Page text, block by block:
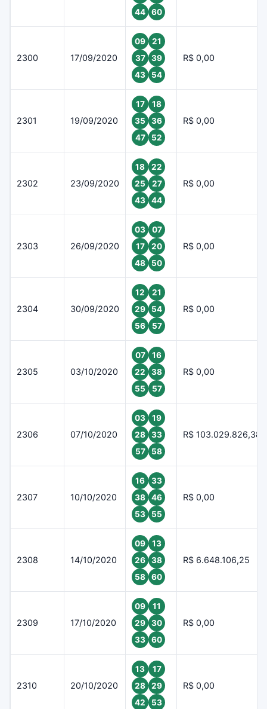
44
60
2300 17/09/2020
09
21
37
39
43
54
R$ 0,00
2301 19/09/2020
17
18
35
36
47
52
R$ 0,00
2302 23/09/2020
18
22
25
27
43
44
R$ 0,00
2303 26/09/2020
03
07
17
20
48
50
R$ 0,00
2304 30/09/2020
12
21
29
54
56
57
R$ 0,00
2305 03/10/2020
07
16
22
38
55
57
R$ 0,00
2306 07/10/2020
03
19
28
33
57
58
R$ 103.029.826,38
2307 10/10/2020
16
33
38
46
53
55
R$ 0,00
2308 14/10/2020
09
13
26
38
58
60
R$ 6.648.106,25
2309 17/10/2020
09
11
29
30
33
60
R$ 0,00
2310 20/10/2020
13
17
28
29
42
53
R$ 0,00